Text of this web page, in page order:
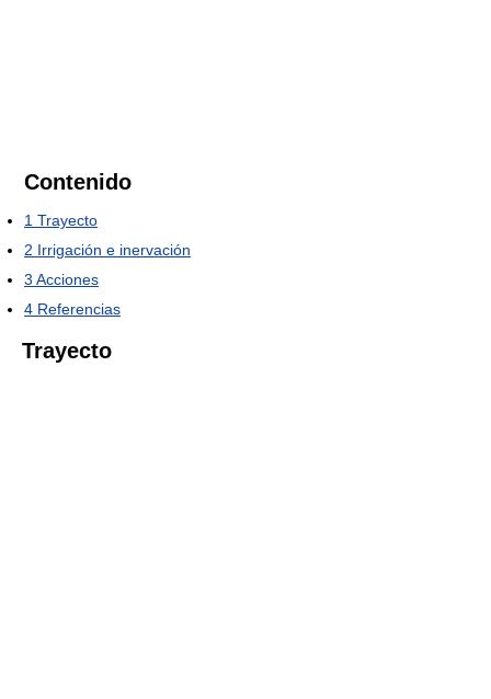
Contenido
1 Trayecto
2 Irrigación e inervación
3 Acciones
4 Referencias
Trayecto